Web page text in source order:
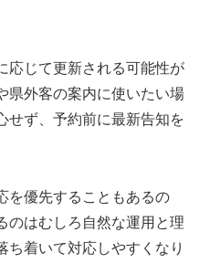
応じて更新される可能性が
県外客の案内に使いたい場
せず、予約前に最新告知を
を優先することもあるの
のはむしろ自然な運用と理
ち着いて対応しやすくなり